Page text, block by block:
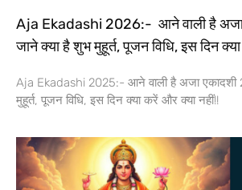
Aja Ekadashi 2026:- आने वाली है
जाने क्या है शुभ मुहूर्त, पूजन विधि, इस दिन
Aja Ekadashi 2025:- आने वाली है अजा एकादशी
मुहूर्त, पूजन विधि, इस दिन क्या करें और क्या नहीं!!